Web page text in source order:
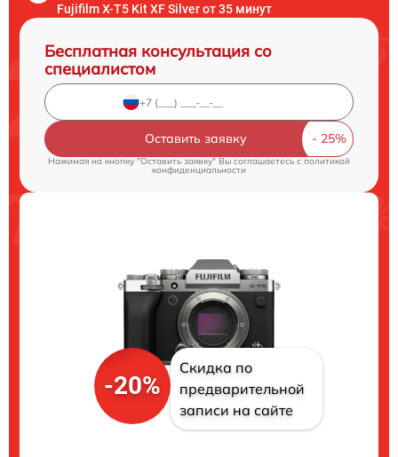
Fujifilm X-T5 Kit XF Silver от 35 минут
Бесплатная консультация со
специалистом
Оставить заявку
Нажимая на кнопку "Оставить заявку" Вы соглашаетесь c политикой
конфиденциальности
-20%
Скидка по
предварительной
записи на сайте